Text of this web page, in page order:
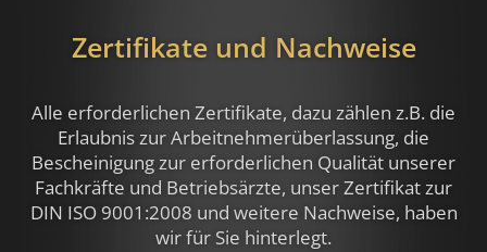
Zertifikate und Nachweise
Alle erforderlichen Zertifikate, dazu zählen z.B. die
Erlaubnis zur Arbeitnehmerüberlassung, die
Bescheinigung zur erforderlichen Qualität unserer
Fachkräfte und Betriebsärzte, unser Zertifikat zur
DIN ISO 9001:2008 und weitere Nachweise, haben
wir für Sie hinterlegt.